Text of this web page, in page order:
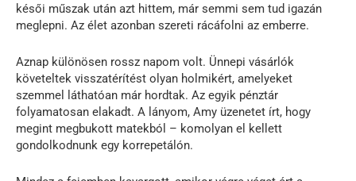
késői műszak után azt hittem, már semmi sem tud igazán
meglepni. Az élet azonban szereti rácáfolni az emberre.
Aznap különösen rossz napom volt. Ünnepi vásárlók
követeltek visszatérítést olyan holmikért, amelyeket
szemmel láthatóan már hordtak. Az egyik pénztár
folyamatosan elakadt. A lányom, Amy üzenetet írt, hogy
megint megbukott matekból – komolyan el kellett
gondolkodnunk egy korrepetálón.